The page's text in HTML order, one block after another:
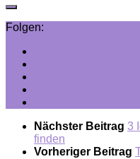
Folgen:
Nächster Beitrag 3
finden
Vorheriger Beitrag